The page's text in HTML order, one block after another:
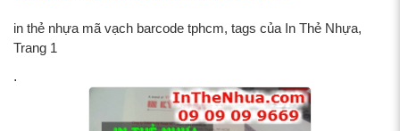
in thẻ nhựa mã vạch barcode tphcm, tags của In Thẻ Nhựa,
Trang 1
.